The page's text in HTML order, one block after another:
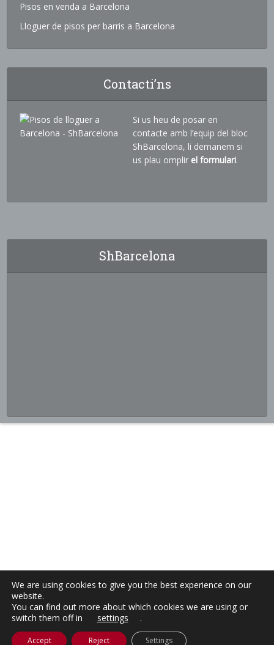
Pisos en venda a Barcelona
Lloguer de pisos per barris a Barcelona
Contacti’ns
Si us heu de posar en
contacte amb l’equip del bloc
ShBarcelona, li demanem si
us plau omplir el formulari.
ShBarcelona
We are using cookies to give you the best experience on our
website.
You can find out more about which cookies we are using or
switch them off in
settings .
Accept Reject Settings